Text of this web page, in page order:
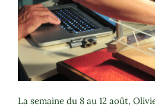
La semaine du 8 au 12 août,